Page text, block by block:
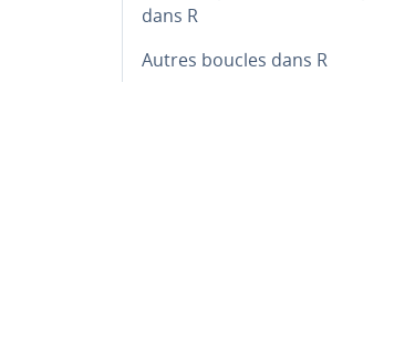
dans R
Autres boucles dans R